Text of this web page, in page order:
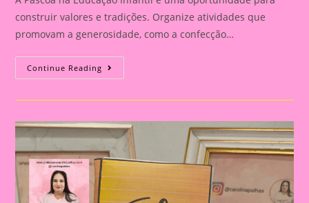
construir valores e tradições. Organize atividades que
promovam a generosidade, como a confecção…
Continue Reading Lembrancinha
De
|Páscoa
Educação
Infantil:
Construindo
Valores
E
Tradições